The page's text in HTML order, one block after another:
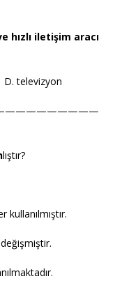
hızlı iletişim aracı
televizyon
lıştır?